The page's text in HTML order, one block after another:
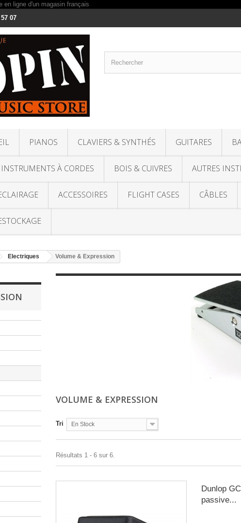
07
PIANOS CLAVIERS & SYNTHÉS GUITARES
À CORDES BOIS & CUIVRES AUTRES
ACCESSOIRES FLIGHT CASES CÂBLES
Electriques Volume & Expression
VOLUME & EXPRESSION
Tri En Stock
Résultats 1 - 6 sur 6.
Dunlop
passive...